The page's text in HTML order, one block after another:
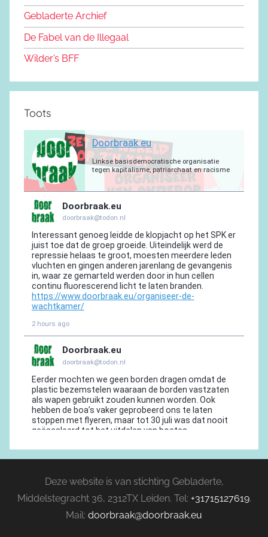
n
m
o
o
k
Gebladerte Archief
De Fabel van de Illegaal
Wilder’s BFF
Toots
Deze website is van stichting Gebladerte,
Middelstegracht 36, 2312TX Leiden. Tel: +31715127619.
Mail: doorbraak@doorbraak.eu